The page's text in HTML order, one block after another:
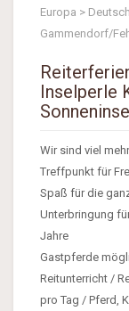
Europa >
Gammendorf/
Inselperle
Wir sind viel
Treffpunkt für
Spaß für die
Unterbringung
Jahre
Gastpferde
Reitunterricht /
pro Tag / Pferd,